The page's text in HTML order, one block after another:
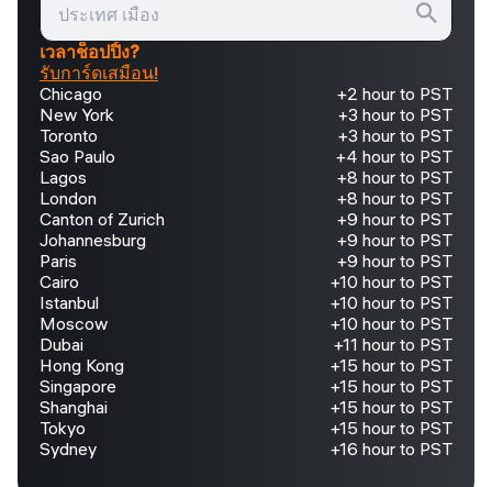
เวลาช็อปปิ้ง?
รับการ์ดเสมือน!
Chicago
+2 hour to PST
New York
+3 hour to PST
Toronto
+3 hour to PST
Sao Paulo
+4 hour to PST
Lagos
+8 hour to PST
London
+8 hour to PST
Canton of Zurich
+9 hour to PST
Johannesburg
+9 hour to PST
Paris
+9 hour to PST
Cairo
+10 hour to PST
Istanbul
+10 hour to PST
Moscow
+10 hour to PST
Dubai
+11 hour to PST
Hong Kong
+15 hour to PST
Singapore
+15 hour to PST
Shanghai
+15 hour to PST
Tokyo
+15 hour to PST
Sydney
+16 hour to PST